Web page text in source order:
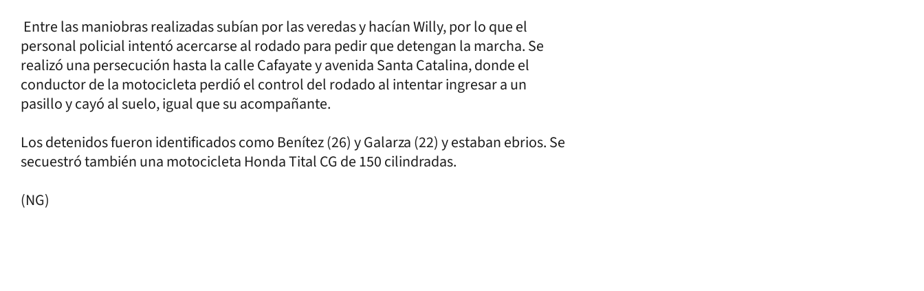
Entre las maniobras realizadas subían por las veredas y hacían Willy, por lo que el
personal policial intentó acercarse al rodado para pedir que detengan la marcha. Se
realizó una persecución hasta la calle Cafayate y avenida Santa Catalina, donde el
conductor de la motocicleta perdió el control del rodado al intentar ingresar a un
pasillo y cayó al suelo, igual que su acompañante.
Los detenidos fueron identificados como Benítez (26) y Galarza (22) y estaban ebrios. Se
secuestró también una motocicleta Honda Tital CG de 150 cilindradas.
(NG)